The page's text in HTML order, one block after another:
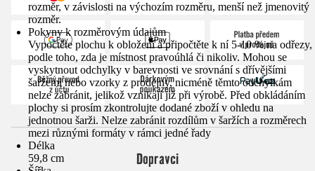
rozměr, v závislosti na výchozím rozměru, menší než jmenovitý
rozměr.
Pokyny k rozměrovým údajům
Vypočtěte plochu k obložení a připočtěte k ní 5-10 % na odřezy,
podle toho, zda je místnost pravoúhlá či nikoliv. Mohou se
vyskytnout odchylky v barevnosti ve srovnání s dřívějšími
šaržemi nebo vzorky z prodejny, nicméně těmto odchylkám
nelze zabránit, jelikož vznikají již při výrobě. Před obkládáním
plochy si prosím zkontrolujte dodané zboží v ohledu na
jednotnou šarži. Nelze zabránit rozdílům v šaržích a rozměrech
mezi různými formáty v rámci jedné řady
Délka
59,8 cm
Dopravci